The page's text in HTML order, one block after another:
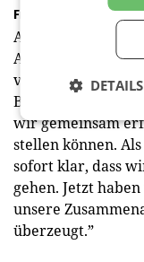
Fruchtende
Auf die Frage, wie
Agenturen
vergangene
BBDO und wir
wir gemeinsam
stellen können.
sofort klar, dass
gehen. Jetzt
unsere
überzeugt.”